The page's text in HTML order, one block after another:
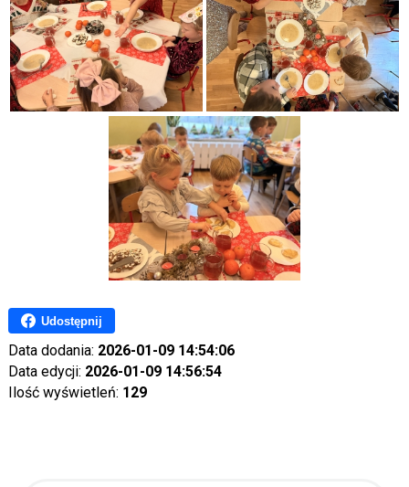
Udostępnij
Data dodania: 2026-01-09 14:54:06
Data edycji: 2026-01-09 14:56:54
Ilość wyświetleń: 129